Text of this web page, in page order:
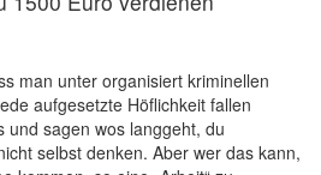
man unter organisiert kriminellen
aufgesetzte Höflichkeit fallen
und sagen wos langgeht, du
selbst denken. Aber wer das kann,